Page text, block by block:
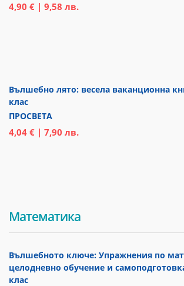
4,90 € | 9,58 лв.
Вълшебно лято: весела ваканционна
клас
ПРОСВЕТА
4,04 € | 7,90 лв.
Математика
Вълшебното ключе: Упражнения по
целодневно обучение и
клас